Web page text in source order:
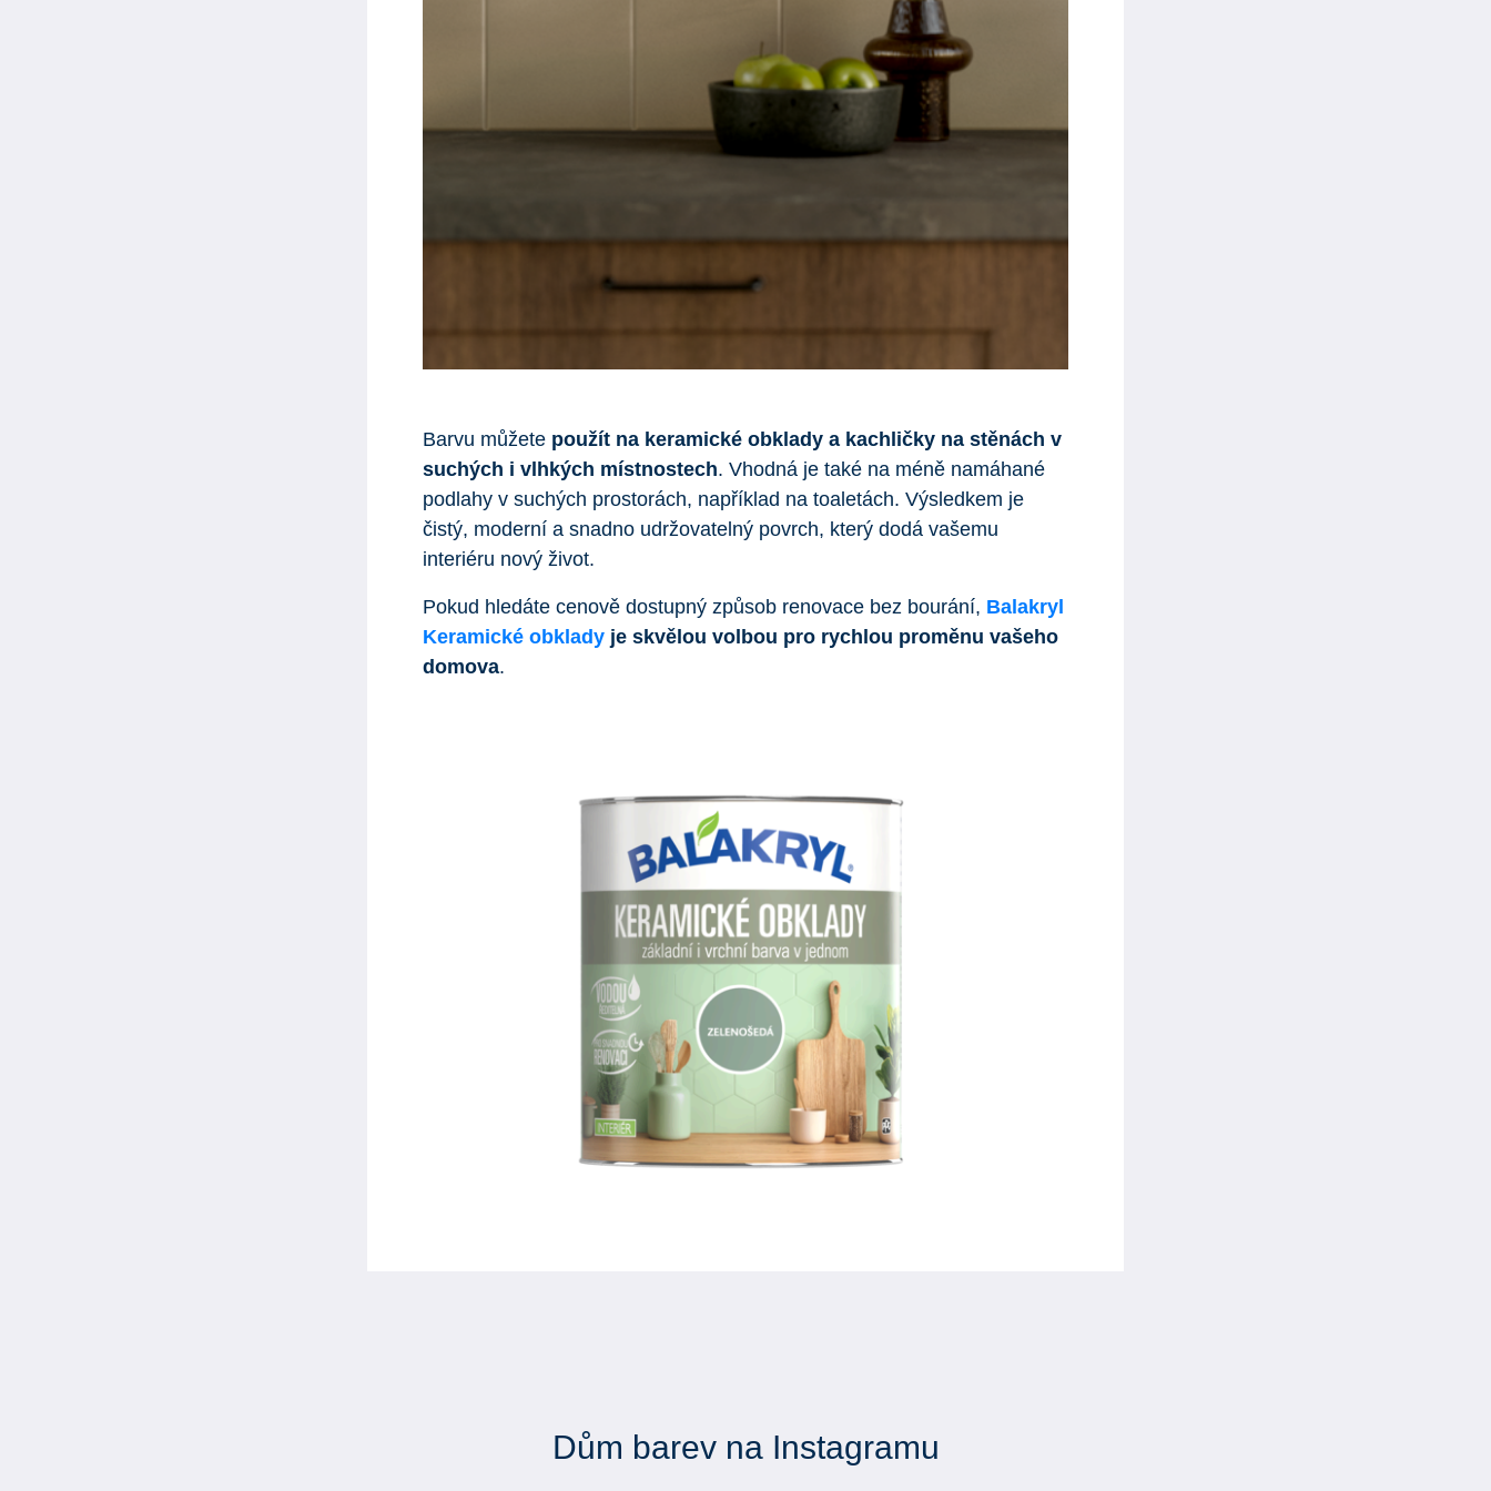
Barvu můžete použít na keramické obklady a kachličky na stěnách v
suchých i vlhkých místnostech. Vhodná je také na méně namáhané
podlahy v suchých prostorách, například na toaletách. Výsledkem je
čistý, moderní a snadno udržovatelný povrch, který dodá vašemu
interiéru nový život.
Pokud hledáte cenově dostupný způsob renovace bez bourání, Balakryl
Keramické obklady je skvělou volbou pro rychlou proměnu vašeho
domova.
Dům barev na Instagramu